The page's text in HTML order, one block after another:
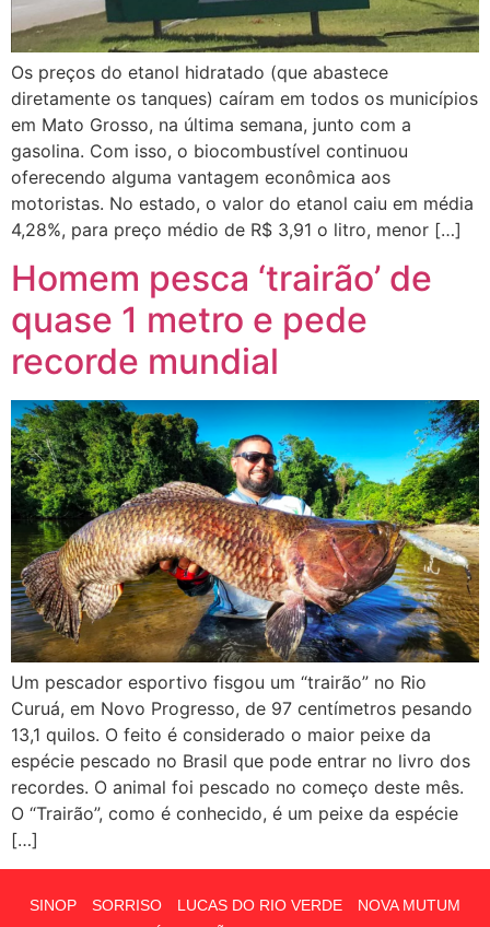
Os preços do etanol hidratado (que abastece
diretamente os tanques) caíram em todos os municípios
em Mato Grosso, na última semana, junto com a
gasolina. Com isso, o biocombustível continuou
oferecendo alguma vantagem econômica aos
motoristas. No estado, o valor do etanol caiu em média
4,28%, para preço médio de R$ 3,91 o litro, menor […]
Homem pesca ‘trairão’ de
quase 1 metro e pede
recorde mundial
Um pescador esportivo fisgou um “trairão” no Rio
Curuá, em Novo Progresso, de 97 centímetros pesando
13,1 quilos. O feito é considerado o maior peixe da
espécie pescado no Brasil que pode entrar no livro dos
recordes. O animal foi pescado no começo deste mês.
O “Trairão”, como é conhecido, é um peixe da espécie
[…]
SINOP SORRISO LUCAS DO RIO VERDE
NOVA MUTUM